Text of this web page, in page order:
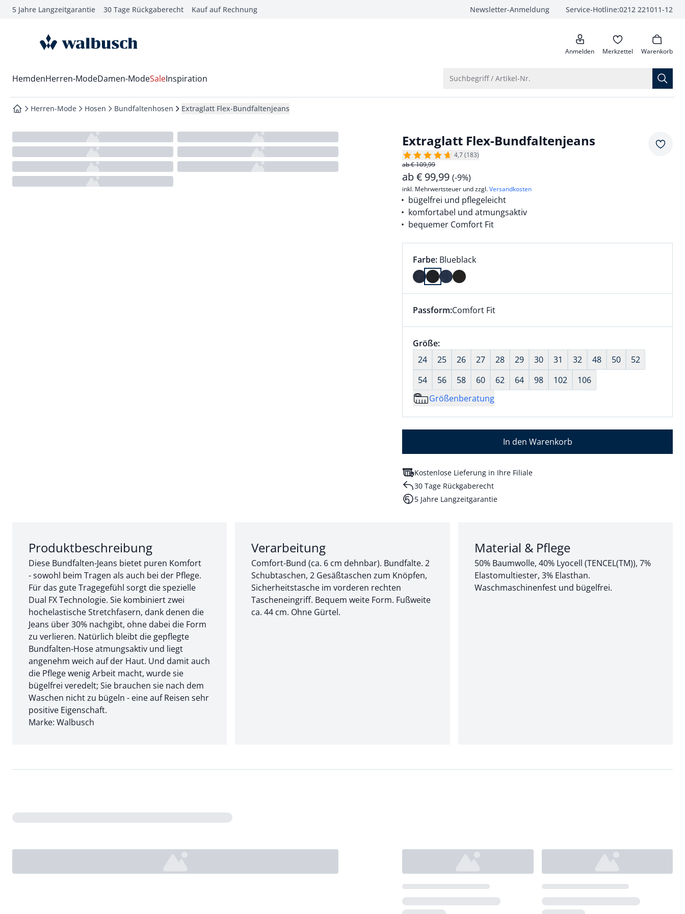
springen
springen
springen
5 Jahre Langzeitgarantie 30 Tage Rückgaberecht Kauf auf Rechnung Newsletter-Anmeldung Service-Hotline:0212 221011-12
anrufen
zur Startseite Anmelden Merkzettel Warenkorb
Wechsel in das Menü mit Pfeil-Runter Taste
HemdenHerren-ModeDamen-ModeSaleInspiration Suchbegriff / Artikel-Nr.
zur Startseite
Herren-Mode Hosen Bundfaltenhosen Extraglatt Flex-Bundfaltenjeans
Extraglatt Flex-Bundfaltenjeans
4,7 (183)
ab € 109,99
ab€ 99,99(-9%)
inkl. Mehrwertsteuer und zzgl.Versandkosten
bügelfrei und pflegeleicht
komfortabel und atmungsaktiv
bequemer Comfort Fit
Farbauswahl:
Farbe: aktuell ausgewählt:
Blueblack
Farbe Blueblack ausgewählt
Dieser Artikel hat die Passform Comfort Fit. für Informationen zu
Passform:Comfort Fit
Größenauswahl:
Größe:nichts ausgewählt
24
25 26 27 28 29 30 31 32 48 50
52
54
56 58 60 62 64 98 102
106
Größenberatung
In den Warenkorb
Kostenlose Lieferung in Ihre Filiale
30 Tage Rückgaberecht
5 Jahre Langzeitgarantie
Abschnitt 1 von 3:
Produktbeschreibung
Diese Bundfalten-Jeans bietet puren Komfort
- sowohl beim Tragen als auch bei der Pflege.
Für das gute Tragegefühl sorgt die spezielle
Dual FX Technologie. Sie kombiniert zwei
hochelastische Stretchfasern, dank denen die
Jeans über 30% nachgibt, ohne dabei die Form
zu verlieren. Natürlich bleibt die gepflegte
Bundfalten-Hose atmungsaktiv und liegt
angenehm weich auf der Haut. Und damit auch
die Pflege wenig Arbeit macht, wurde sie
bügelfrei veredelt; Sie brauchen sie nach dem
Waschen nicht zu bügeln - eine auf Reisen sehr
positive Eigenschaft.
Marke: Walbusch
Abschnitt 2 von 3:
Verarbeitung
Comfort-Bund (ca. 6 cm dehnbar). Bundfalte. 2
Schubtaschen, 2 Gesäßtaschen zum Knöpfen,
Sicherheitstasche im vorderen rechten
Tascheneingriff. Bequem weite Form. Fußweite
ca. 44 cm. Ohne Gürtel.
Abschnitt 3 von 3:
Material & Pflege
50% Baumwolle, 40% Lyocell (TENCEL(TM)), 7%
Elastomultiester, 3% Elasthan.
Waschmaschinenfest und bügelfrei.